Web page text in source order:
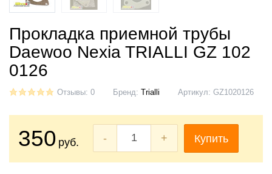
Прокладка приемной трубы
Daewoo Nexia TRIALLI GZ 102
0126
Отзывы: 0 Бренд: Trialli Артикул: GZ1020126
350 руб. - + Купить